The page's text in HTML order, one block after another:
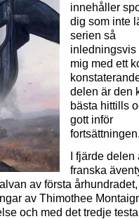
innehåller
dig som inte
serien så
inledningsvis
mig med ett
delen är den
bästa hittills
gott inför
I fjärde
franska
av första
av Thimothee
och med det tredje